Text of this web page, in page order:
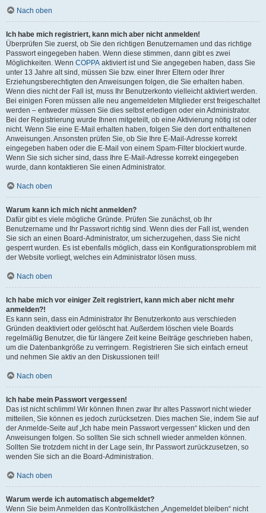
Nach oben
Ich habe mich registriert, kann mich aber nicht anmelden!
Überprüfen Sie zuerst, ob Sie den richtigen Benutzernamen und das richtige
Passwort eingegeben haben. Wenn diese stimmen, dann gibt es zwei
Möglichkeiten. Wenn COPPA aktiviert ist und Sie angegeben haben, dass Sie
unter 13 Jahre alt sind, müssen Sie bzw. einer Ihrer Eltern oder Ihrer
Erziehungsberechtigten den Anweisungen folgen, die Sie erhalten haben.
Wenn dies nicht der Fall ist, muss Ihr Benutzerkonto vielleicht aktiviert werden.
Bei einigen Foren müssen alle neu angemeldeten Mitglieder erst freigeschaltet
werden – entweder müssen Sie dies selbst erledigen oder ein Administrator.
Bei der Registrierung wurde Ihnen mitgeteilt, ob eine Aktivierung nötig ist oder
nicht. Wenn Sie eine E-Mail erhalten haben, folgen Sie den dort enthaltenen
Anweisungen. Ansonsten prüfen Sie, ob Sie Ihre E-Mail-Adresse korrekt
eingegeben haben oder die E-Mail von einem Spam-Filter blockiert wurde.
Wenn Sie sich sicher sind, dass Ihre E-Mail-Adresse korrekt eingegeben
wurde, dann kontaktieren Sie einen Administrator.
Nach oben
Warum kann ich mich nicht anmelden?
Dafür gibt es viele mögliche Gründe. Prüfen Sie zunächst, ob Ihr
Benutzername und Ihr Passwort richtig sind. Wenn dies der Fall ist, wenden
Sie sich an einen Board-Administrator, um sicherzugehen, dass Sie nicht
gesperrt wurden. Es ist ebenfalls möglich, dass ein Konfigurationsproblem mit
der Website vorliegt, welches ein Administrator lösen muss.
Nach oben
Ich habe mich vor einiger Zeit registriert, kann mich aber nicht mehr
anmelden?!
Es kann sein, dass ein Administrator Ihr Benutzerkonto aus verschieden
Gründen deaktiviert oder gelöscht hat. Außerdem löschen viele Boards
regelmäßig Benutzer, die für längere Zeit keine Beiträge geschrieben haben,
um die Datenbankgröße zu verringern. Registrieren Sie sich einfach erneut
und nehmen Sie aktiv an den Diskussionen teil!
Nach oben
Ich habe mein Passwort vergessen!
Das ist nicht schlimm! Wir können Ihnen zwar Ihr altes Passwort nicht wieder
mitteilen, Sie können es jedoch zurücksetzen. Dies machen Sie, indem Sie auf
der Anmelde-Seite auf „Ich habe mein Passwort vergessen“ klicken und den
Anweisungen folgen. So sollten Sie sich schnell wieder anmelden können.
Sollten Sie trotzdem nicht in der Lage sein, Ihr Passwort zurückzusetzen, so
wenden Sie sich an die Board-Administration.
Nach oben
Warum werde ich automatisch abgemeldet?
Wenn Sie beim Anmelden das Kontrollkästchen „Angemeldet bleiben“ nicht